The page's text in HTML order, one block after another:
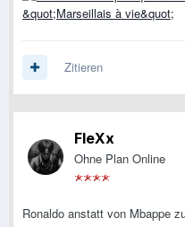
Zitieren
FleXx
Ohne Plan Online
Ronaldo anstatt von Mbappe